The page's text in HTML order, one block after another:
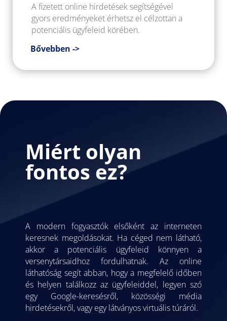
A fizetett online hirdetések segítségével
gyors eredményeket érhetsz el célzottan a
potenciális ügyfeleid körében.
Bővebben ->
Miért olyan
fontos ez?
A modern fogyasztók elsőként az interneten
keresnek megoldásokat. Ha céged nem látható,
akkor a potenciális ügyfeleid könnyen a
versenytársaidhoz fordulhatnak. Az online
láthatóság segít abban, hogy a megfelelő időben
és helyen találkozz az ügyfeleiddel, legyen szó
egy Google-keresésről, közösségi média
hirdetésekről, vagy egy látványos virtuális túráról.